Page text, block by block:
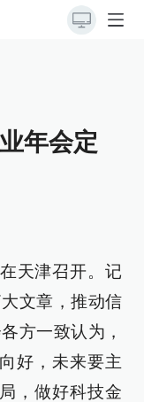
年会定
天津召开。记
文章，推动信
方一致认为，
好，未来要主
，做好科技金